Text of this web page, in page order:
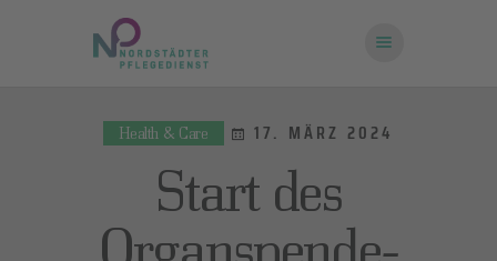
Health & Care 17. MÄRZ 2024
Start des
Organspende-
ÜBER UNS
FRAGEN UND
ANTWORTEN